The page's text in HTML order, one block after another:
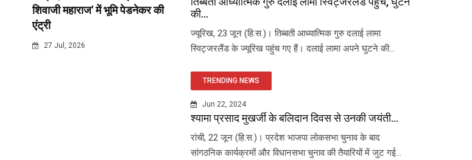
शिवाजी महाराज' में भूमि पेडनेकर की
एंट्री
27 Jul, 2026
की...
ज्यूरिख, 23 जून (हि.स.)। तिब्बती आध्यात्मिक गुरु दलाई लामा
स्विट्जरलैंड के ज्यूरिख पहुंच गए हैं। दलाई लामा अपने घुटने की...
TRENDING NEWS
Jun 22, 2024
श्यामा प्रसाद मुखर्जी के बलिदान दिवस से उनकी जयंती...
रांची, 22 जून (हि.स.)। प्रदेश भाजपा लोकसभा चुनाव के बाद
सांगठनिक कार्यक्रमों और विधानसभा चुनाव की तैयारियों में जुट गई...